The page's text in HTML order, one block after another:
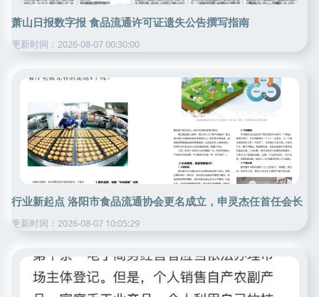
萧山日报数字报 食品流通许可证遗失公告撰写指南
更新时间：2026-08-07 00:30:00
行业新起点 洛阳市食品流通协会更名成立，申灵杰任首任会长
更新时间：2026-08-07 10:05:29